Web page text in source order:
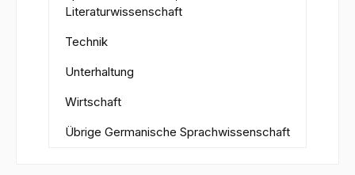
Literaturwissenschaft
Technik
Unterhaltung
Wirtschaft
Übrige Germanische Sprachwissenschaft